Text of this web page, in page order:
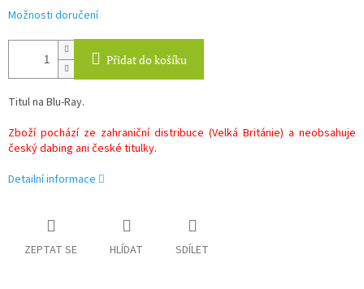
Možnosti doručení
Přidat do košíku
Titul na Blu-Ray.
Zboží pochází ze zahraniční distribuce (Velká Británie) a neobsahuje
český dabing ani české titulky.
Detailní informace
ZEPTAT SE HLÍDAT SDÍLET